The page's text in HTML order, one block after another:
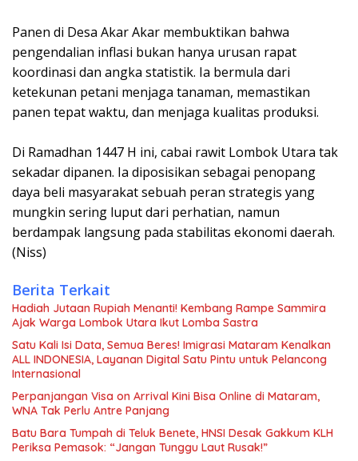
‎Panen di Desa Akar Akar membuktikan bahwa
pengendalian inflasi bukan hanya urusan rapat
koordinasi dan angka statistik. Ia bermula dari
ketekunan petani menjaga tanaman, memastikan
panen tepat waktu, dan menjaga kualitas produksi.
‎Di Ramadhan 1447 H ini, cabai rawit Lombok Utara tak
sekadar dipanen. Ia diposisikan sebagai penopang
daya beli masyarakat sebuah peran strategis yang
mungkin sering luput dari perhatian, namun
berdampak langsung pada stabilitas ekonomi daerah.
(Niss)
Berita Terkait
Hadiah Jutaan Rupiah Menanti! Kembang Rampe Sammira
Ajak Warga Lombok Utara Ikut Lomba Sastra
Satu Kali Isi Data, Semua Beres! Imigrasi Mataram Kenalkan
ALL INDONESIA, Layanan Digital Satu Pintu untuk Pelancong
Internasional
Perpanjangan Visa on Arrival Kini Bisa Online di Mataram,
WNA Tak Perlu Antre Panjang
Batu Bara Tumpah di Teluk Benete, HNSI Desak Gakkum KLH
Periksa Pemasok: “Jangan Tunggu Laut Rusak!”